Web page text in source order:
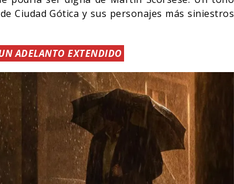
Ciudad Gótica y sus personajes más siniestros
ADELANTO EXTENDIDO